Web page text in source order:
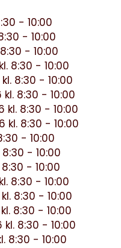
- 10:00
- 10:00
- 10:00
8:30 - 10:00
8:30 - 10:00
8:30 - 10:00
8:30 - 10:00
kl. 8:30 - 10:00
- 10:00
- 10:00
- 10:00
8:30 - 10:00
8:30 - 10:00
8:30 - 10:00
8:30 - 10:00
8:30 - 10:00